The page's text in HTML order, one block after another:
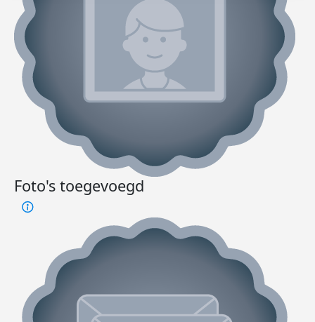
Foto's toegevoegd